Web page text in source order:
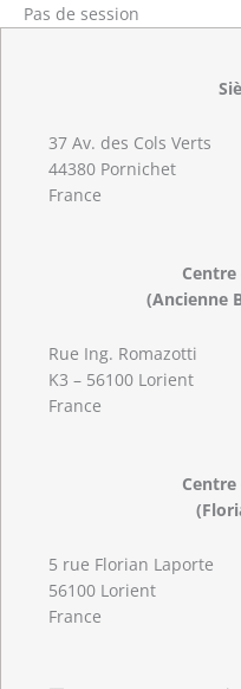
Pas de session
37 Av. des Cols Verts
44380 Pornichet
France
(Ancienne
Rue Ing. Romazotti
K3 – 56100 Lorient
France
5 rue Florian Laporte
56100 Lorient
France